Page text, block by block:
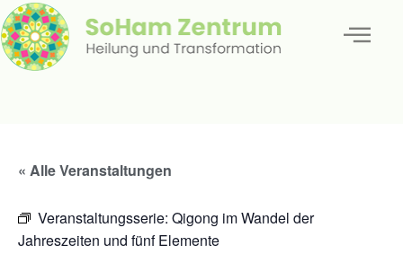
« Alle Veranstaltungen
Veranstaltungsserie: Qigong im Wandel der
Jahreszeiten und fünf Elemente